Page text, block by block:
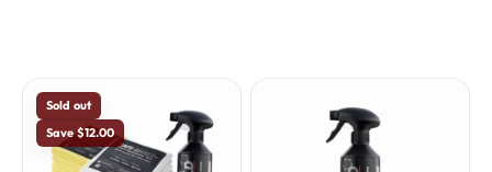
Sold out
Save $12.00